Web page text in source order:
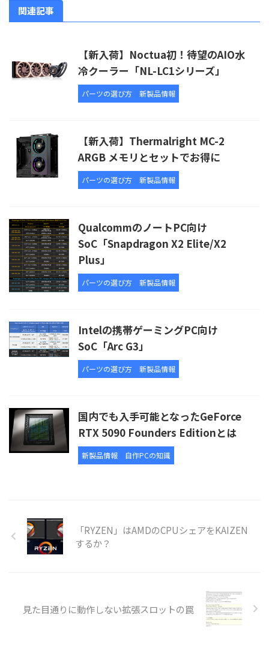
関連記事
【新入荷】Noctua初！待望のAIO水
冷クーラー「NL-LC1シリーズ」
パーツの選び方 新製品情報
【新入荷】Thermalright MC-2
ARGB メモリとセットでお得に
パーツの選び方 新製品情報
QualcommのノートPC向け
SoC「Snapdragon X2 Elite/X2
Plus」
パーツの選び方 新製品情報
Intelの携帯ゲーミングPC向け
SoC「Arc G3」
パーツの選び方 新製品情報
国内でも入手可能となったGeForce
RTX 5090 Founders Editionとは
新製品情報 自作PCの知識
「RYZEN」はAMDのCPUシェアをKAIZEN
するか？
見た目通りに動作しない拡張スロットの罠